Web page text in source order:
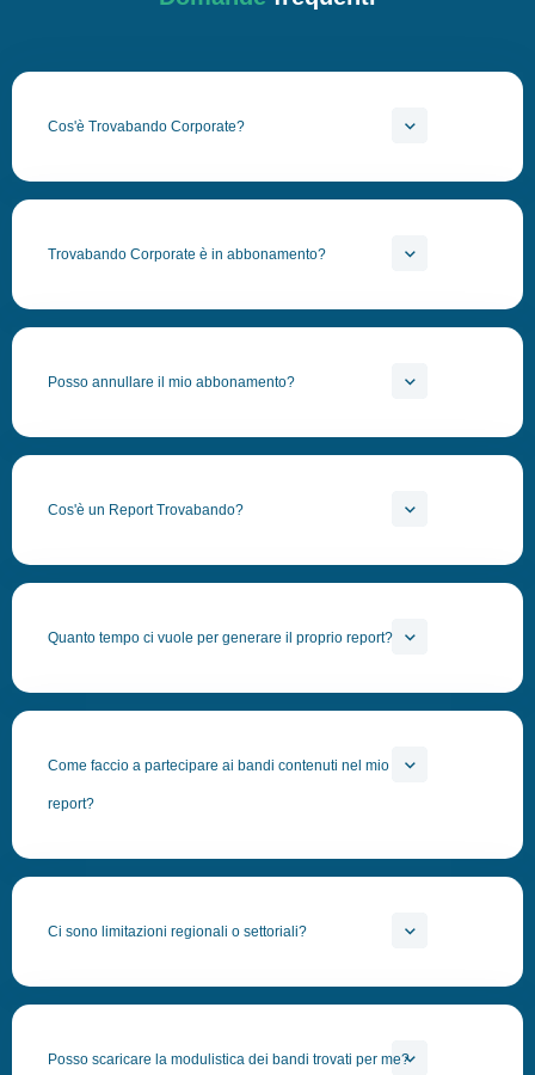
Cos'è Trovabando Corporate?
Trovabando Corporate è in abbonamento?
Posso annullare il mio abbonamento?
Cos'è un Report Trovabando?
Quanto tempo ci vuole per generare il proprio report?
Come faccio a partecipare ai bandi contenuti nel mio
report?
Ci sono limitazioni regionali o settoriali?
Posso scaricare la modulistica dei bandi trovati per me?